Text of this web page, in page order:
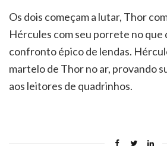
Os dois começam a lutar, Thor
Hércules com seu porrete no que
confronto épico de lendas.
martelo de Thor no ar, provando
aos leitores de quadrinhos.